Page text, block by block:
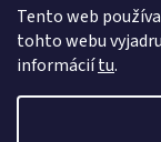
Tento web
tohto webu
informáciítu.